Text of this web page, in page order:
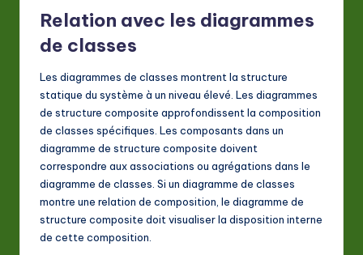
Relation avec les diagrammes
de classes
Les diagrammes de classes montrent la structure
statique du système à un niveau élevé. Les diagrammes
de structure composite approfondissent la composition
de classes spécifiques. Les composants dans un
diagramme de structure composite doivent
correspondre aux associations ou agrégations dans le
diagramme de classes. Si un diagramme de classes
montre une relation de composition, le diagramme de
structure composite doit visualiser la disposition interne
de cette composition.